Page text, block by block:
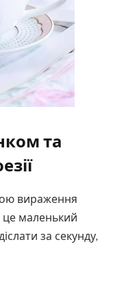
та
вираження
це маленький
за секунду,